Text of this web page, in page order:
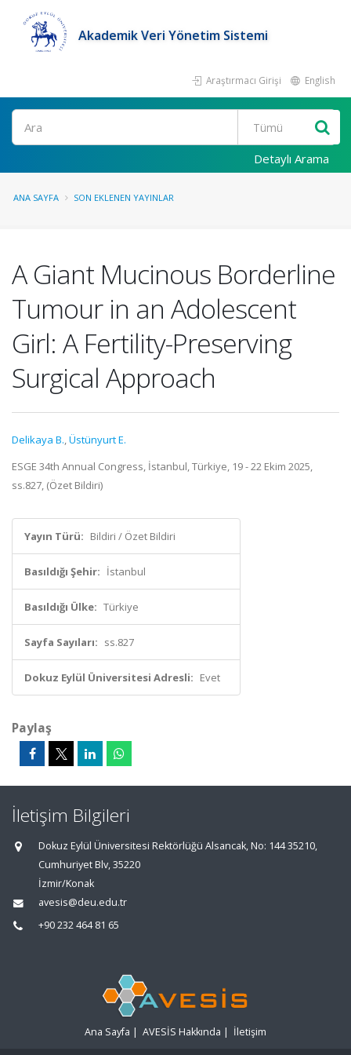
Akademik Veri Yönetim Sistemi
Araştırmacı Girişi English
Ara
Detaylı Arama
ANA SAYFA SON EKLENEN YAYINLAR
A Giant Mucinous Borderline
Tumour in an Adolescent
Girl: A Fertility-Preserving
Surgical Approach
Delikaya B.,Üstünyurt E.
ESGE 34th Annual Congress, İstanbul, Türkiye, 19 - 22 Ekim 2025,
ss.827, (Özet Bildiri)
Yayın Türü: Bildiri / Özet Bildiri
Basıldığı Şehir: İstanbul
Basıldığı Ülke: Türkiye
Sayfa Sayıları: ss.827
Dokuz Eylül Üniversitesi Adresli: Evet
Paylaş
İletişim Bilgileri
Dokuz Eylül Üniversitesi Rektörlüğü Alsancak, No: 144 35210,
Cumhuriyet Blv, 35220
İzmir/Konak
avesis@deu.edu.tr
+90 232 464 81 65
Ana Sayfa | AVESİS Hakkında | İletişim